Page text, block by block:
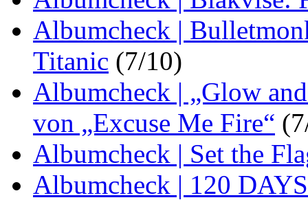
Albumcheck |
Titanic (7/10)
Albumcheck | „Glow
von „Excuse Me Fire“
Albumcheck | Set the
Albumcheck | 120